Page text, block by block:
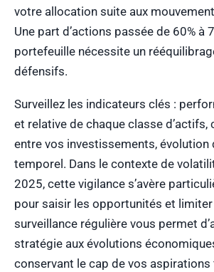
votre allocation suite aux
Une part d’actions passée de 60% à
portefeuille nécessite un
défensifs.
Surveillez les indicateurs clés :
et relative de chaque classe d’actifs,
entre vos investissements, évolution
temporel. Dans le contexte de
2025, cette vigilance s’avère
pour saisir les opportunités et
surveillance régulière vous permet
stratégie aux évolutions
conservant le cap de vos aspirations